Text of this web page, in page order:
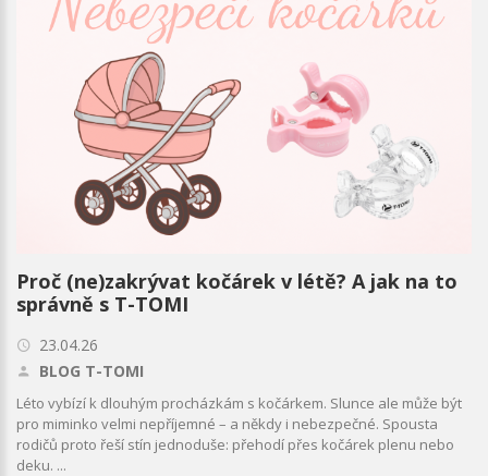
Proč (ne)zakrývat kočárek v létě? A jak na to
správně s T-TOMI
23.04.26
BLOG T-TOMI
Léto vybízí k dlouhým procházkám s kočárkem. Slunce ale může být
pro miminko velmi nepříjemné – a někdy i nebezpečné. Spousta
rodičů proto řeší stín jednoduše: přehodí přes kočárek plenu nebo
deku. ...